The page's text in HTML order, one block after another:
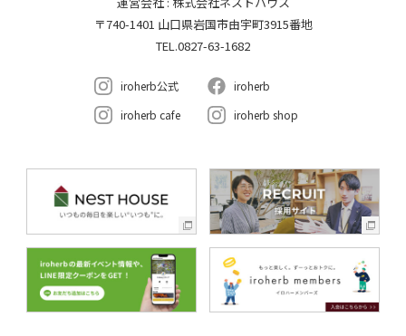
〒740-1401 山口県岩国市由宇町3915番地
TEL.0827-63-1682
iroherb公式
iroherb
iroherb cafe
iroherb shop